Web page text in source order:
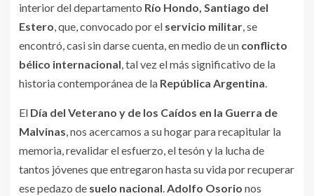
interior del departamento Río Hondo, Santiago del
Estero, que, convocado por el servicio militar, se
encontró, casi sin darse cuenta, en medio de un conflicto
bélico internacional, tal vez el más significativo de la
historia contemporánea de la República Argentina.
El Día del Veterano y de los Caídos en la Guerra de
Malvinas, nos acercamos a su hogar para recapitular la
memoria, revalidar el esfuerzo, el tesón y la lucha de
tantos jóvenes que entregaron hasta su vida por recuperar
ese pedazo de suelo nacional.Adolfo Osorio nos